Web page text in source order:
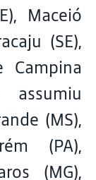
Maceió
(SE),
Campina
assumiu
(MS),
(PA),
(MG),